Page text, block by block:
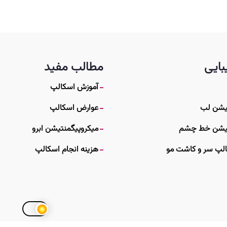
لب
خط چشم
سر و کاشت مو
مطالب مفید
آموزش اسکالپ
عوارض اسکالپ
میکروپیگمنتیشن ابرو
هزینه انجام اسکالپ